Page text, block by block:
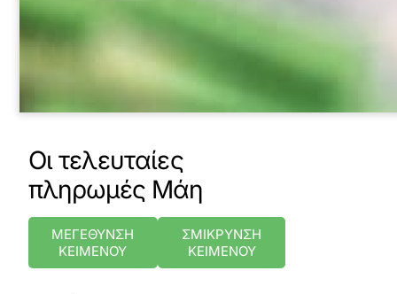
Οι τελευταίες
πληρωμές Μάη
ΜΕΓΕΘΥΝΣΗ
ΚΕΙΜΕΝΟΥ
ΣΜΙΚΡΥΝΣΗ
ΚΕΙΜΕΝΟΥ